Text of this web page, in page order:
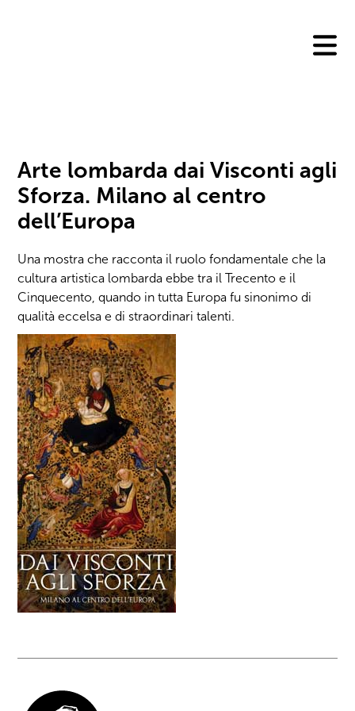
Arte lombarda dai Visconti agli
Sforza. Milano al centro
dell’Europa
Una mostra che racconta il ruolo fondamentale che la
cultura artistica lombarda ebbe tra il Trecento e il
Cinquecento, quando in tutta Europa fu sinonimo di
qualità eccelsa e di straordinari talenti.